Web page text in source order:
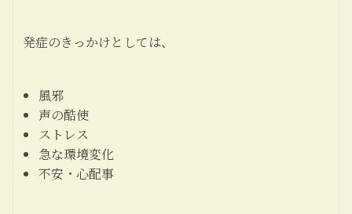
発症のきっかけとしては、
風邪
声の酷使
ストレス
急な環境変化
不安・心配事